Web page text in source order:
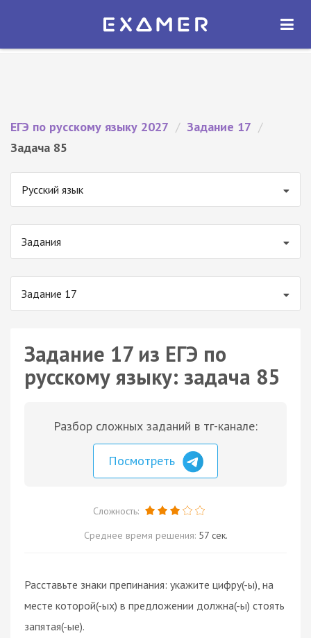
Экзамер — ЕГЭ 2027
ОТКРЫТЬ
ЕГЭ по русскому языку 2027 / Задание 17 /
Задача 85
Русский язык
Задания
Задание 17
Задание 17 из ЕГЭ по
русскому языку: задача 85
Разбор сложных заданий в тг-канале:
Посмотреть
Сложность:
Среднее время решения: 57 сек.
Расставьте знаки препинания: укажите цифру(-ы), на
месте которой(-ых) в предложении должна(-ы) стоять
запятая(-ые).